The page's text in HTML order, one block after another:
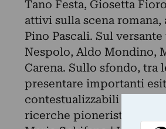
Tano Festa, Giosetta
attivi sulla scena
Pino Pascali. Sul
Nespolo, Aldo Mondino,
Carena. Sullo sfondo, tra
presentare importanti
contestualizzabili in
ricerche pioneristiche di